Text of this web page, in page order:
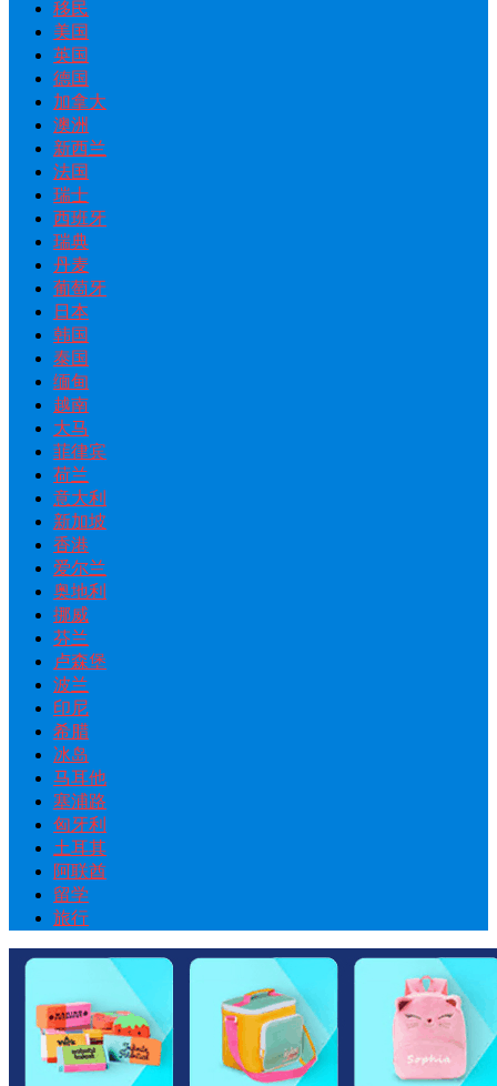
移民
美国
英国
德国
加拿大
澳洲
新西兰
法国
瑞士
西班牙
瑞典
丹麦
葡萄牙
日本
韩国
泰国
缅甸
越南
大马
菲律宾
荷兰
意大利
新加坡
香港
爱尔兰
奥地利
挪威
芬兰
卢森堡
波兰
印尼
希腊
冰岛
马耳他
塞浦路
匈牙利
土耳其
阿联酋
留学
旅行